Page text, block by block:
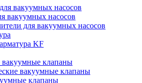
вакуумных насосов
вакуумных насосов
для вакуумных насосов
KF
клапаны
вакуумные клапаны
клапаны